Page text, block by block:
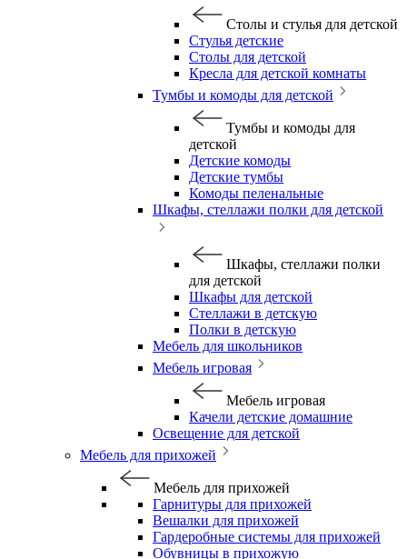
Столы и стулья для детской
Стулья детские
Столы для детской
Кресла для детской комнаты
Тумбы и комоды для детской
Тумбы и комоды для
детской
Детские комоды
Детские тумбы
Комоды пеленальные
Шкафы, стеллажи полки для детской
Шкафы, стеллажи полки
для детской
Шкафы для детской
Стеллажи в детскую
Полки в детскую
Мебель для школьников
Мебель игровая
Мебель игровая
Качели детские домашние
Освещение для детской
Мебель для прихожей
Мебель для прихожей
Гарнитуры для прихожей
Вешалки для прихожей
Гардеробные системы для прихожей
Обувницы в прихожую